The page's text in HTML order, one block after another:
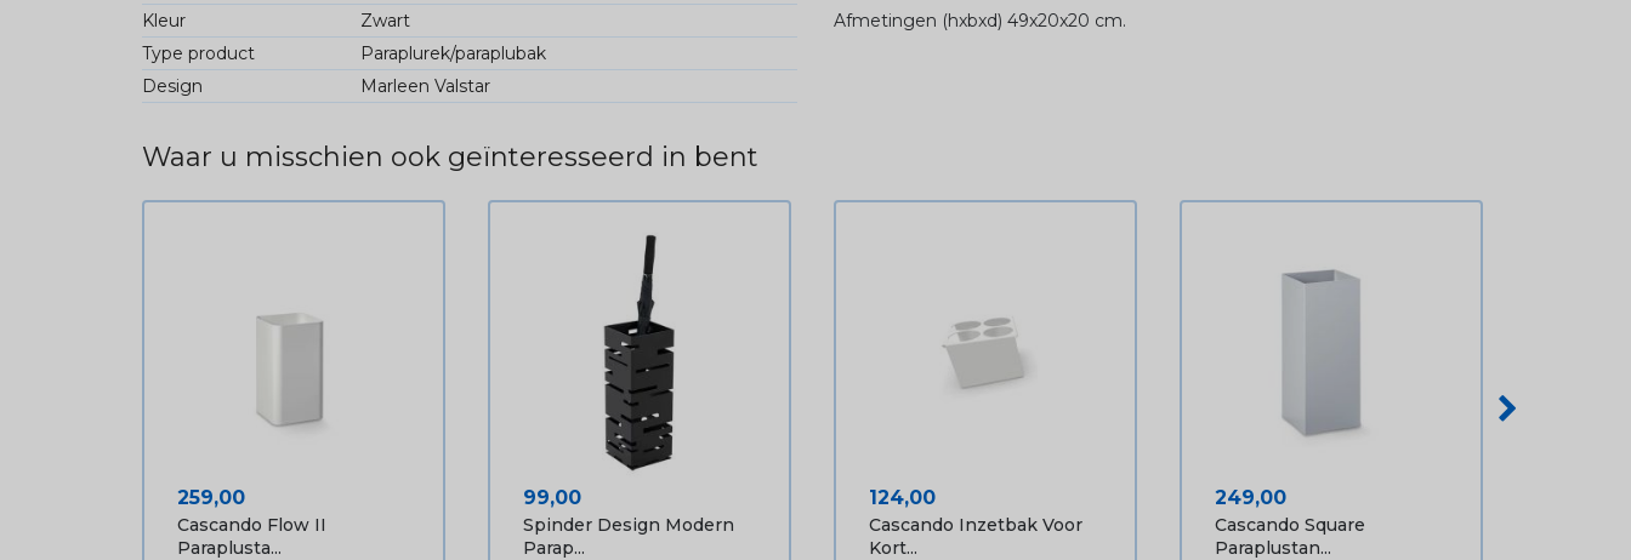
Kleur
Zwart
Type product
Paraplurek/paraplubak
Design
Marleen Valstar
Afmetingen (hxbxd) 49x20x20 cm.
Waar u misschien ook geïnteresseerd in bent
Prijs
259,00
Cascando Flow II
Paraplusta...
Prijs
99,00
Spinder Design Modern
Parap...
Prijs
124,00
Cascando Inzetbak Voor
Kort...
Prijs
249,00
Cascando Square
Paraplustan...